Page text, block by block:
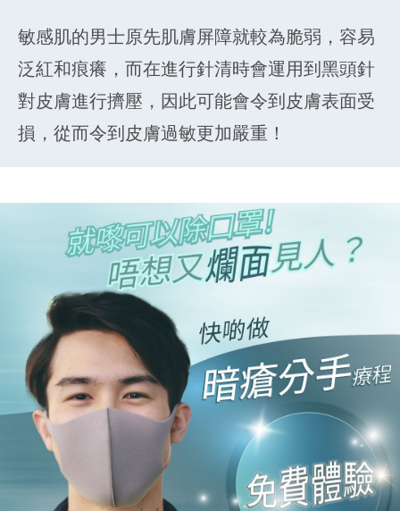
敏感肌的男士原先肌膚屏障就較為脆弱，容易
泛紅和痕癢，而在進行針清時會運用到黑頭針
對皮膚進行擠壓，因此可能會令到皮膚表面受
損，從而令到皮膚過敏更加嚴重！